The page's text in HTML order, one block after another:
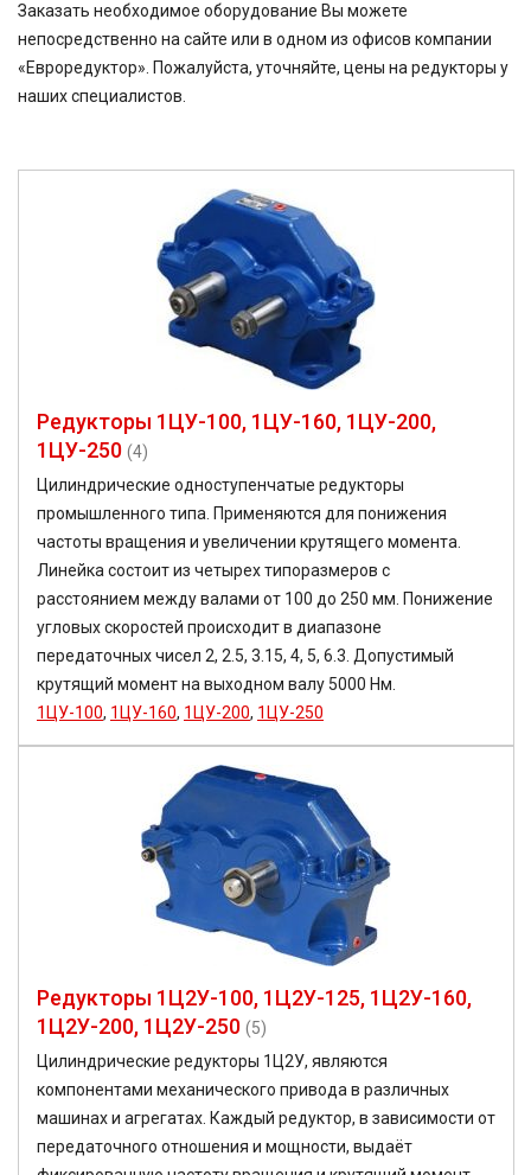
Заказать необходимое оборудование Вы можете
непосредственно на сайте или в одном из офисов компании
«Евроредуктор». Пожалуйста, уточняйте, цены на редукторы у
наших специалистов.
Редукторы 1ЦУ-100, 1ЦУ-160, 1ЦУ-200,
1ЦУ-250 (4)
Цилиндрические одноступенчатые редукторы
промышленного типа. Применяются для понижения
частоты вращения и увеличении крутящего момента.
Линейка состоит из четырех типоразмеров с
расстоянием между валами от 100 до 250 мм. Понижение
угловых скоростей происходит в диапазоне
передаточных чисел 2, 2.5, 3.15, 4, 5, 6.3. Допустимый
крутящий момент на выходном валу 5000 Нм.
1ЦУ-100, 1ЦУ-160, 1ЦУ-200, 1ЦУ-250
Редукторы 1Ц2У-100, 1Ц2У-125, 1Ц2У-160,
1Ц2У-200, 1Ц2У-250 (5)
Цилиндрические редукторы 1Ц2У, являются
компонентами механического привода в различных
машинах и агрегатах. Каждый редуктор, в зависимости от
передаточного отношения и мощности, выдаёт